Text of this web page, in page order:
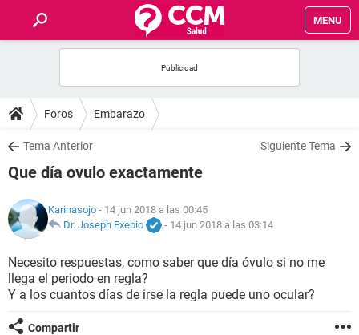
MENU
FOROS
SALUD
FAMILIA
NUTRICIÓN
BIENESTAR
Foros Embarazo
Tema Anterior Siguiente Tema
Que día ovulo exactamente
Karinasojo - 14 jun 2018 a las 00:45
Dr. Joseph Exebio
- 14 jun 2018 a las 03:14
Necesito respuestas, como saber que día óvulo si no me
llega el periodo en regla?
Y a los cuantos días de irse la regla puede uno ocular?
Compartir